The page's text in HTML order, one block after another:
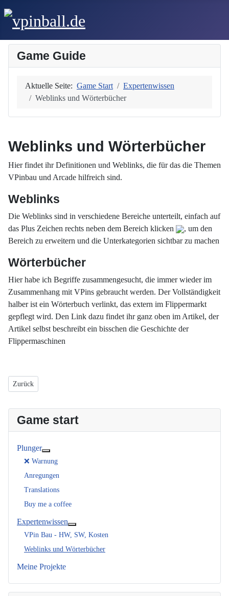
Game Guide
Aktuelle Seite: Game Start
Expertenwissen
Weblinks und Wörterbücher
Weblinks und Wörterbücher
Hier findet ihr Definitionen und Weblinks, die für das die Themen
VPinbau und Arcade hilfreich sind.
Weblinks
Die Weblinks sind in verschiedene Bereiche unterteilt, einfach auf
das Plus Zeichen rechts neben dem Bereich klicken
, um den
Bereich zu erweitern und die Unterkategorien sichtbar zu machen
Wörterbücher
Hier habe ich Begriffe zusammengesucht, die immer wieder im
Zusammenhang mit VPins gebraucht werden. Der Vollständigkeit
halber ist ein Wörterbuch verlinkt, das extern im Flippermarkt
gepflegt wird. Den Link dazu findet ihr ganz oben im Artikel, der
Artikel selbst beschreibt ein bisschen die Geschichte der
Flippermaschinen
Vorheriger Beitrag: Fachbegriffe Real Pins
Zurück
Game start
Plunger
❌ Warnung
Anregungen
Translations
Buy me a coffee
Expertenwissen
VPin Bau - HW, SW, Kosten
Weblinks und Wörterbücher
Meine Projekte